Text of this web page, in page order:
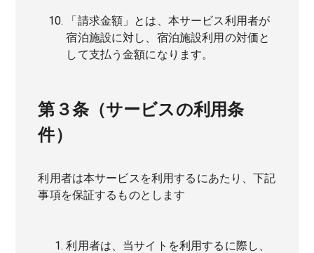
「請求金額」とは、本サービス利用者が
宿泊施設に対し、宿泊施設利用の対価と
して支払う金額になります。
第３条（サービスの利用条
件）
利用者は本サービスを利用するにあたり、下記
事項を保証するものとします
利用者は、当サイトを利用するに際し、